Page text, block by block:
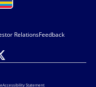
RelationsFeedback
Accessibility Statement